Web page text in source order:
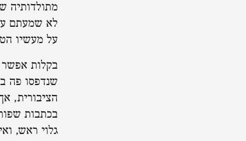
מתולדותיה
לא שמעתם
על מעשיו
בקלות אפשר
שנדפסו פה
הציבורית,
בכתבות
גלוי ראש,